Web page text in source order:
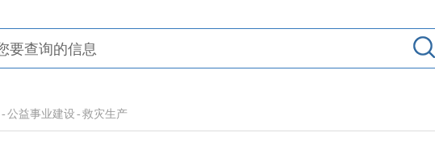
- 公益事业建设 - 救灾生产